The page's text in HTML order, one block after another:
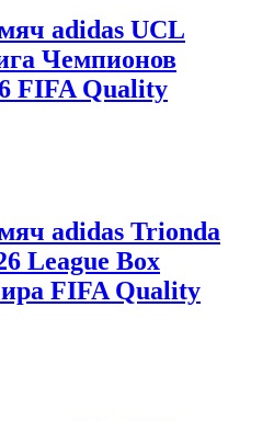
adidas UCL
Чемпионов
FIFA Quality
adidas Trionda
League Box
FIFA Quality